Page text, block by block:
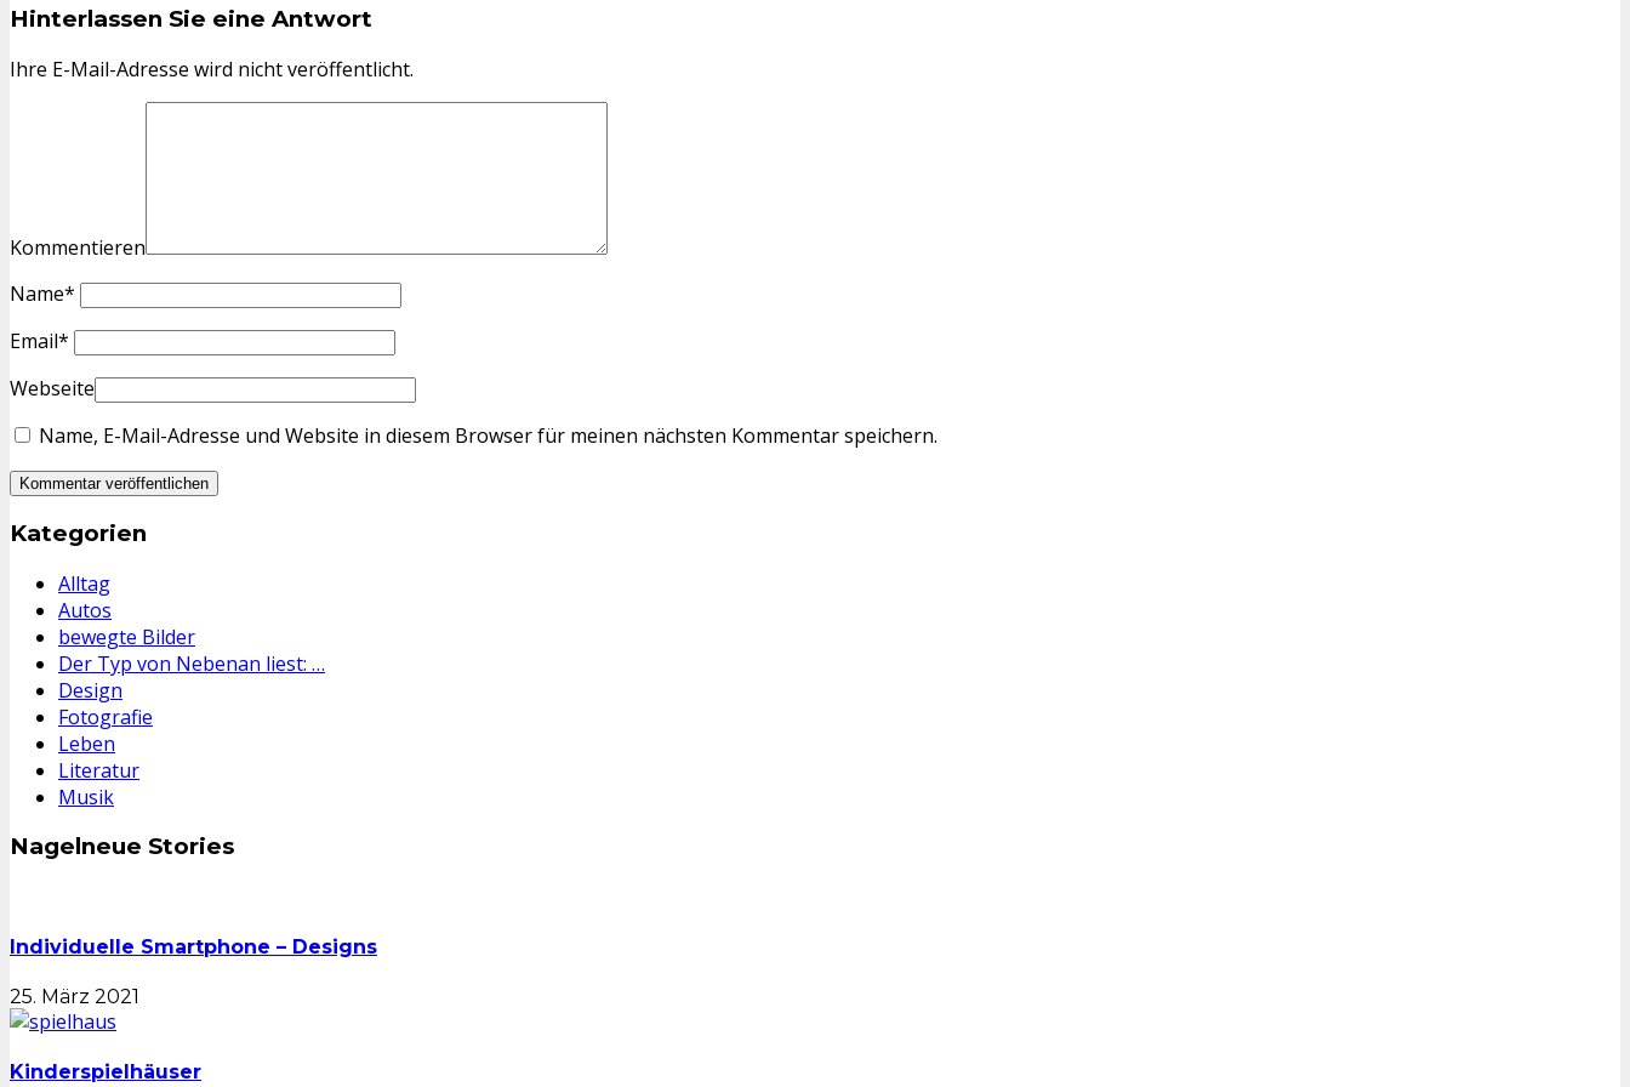
Hinterlassen Sie eine Antwort
Ihre E-Mail-Adresse wird nicht veröffentlicht.
Kommentieren
Name*
Email*
Webseite
Name, E-Mail-Adresse und Website in diesem Browser für meinen nächsten Kommentar speichern.
Kategorien
Alltag
Autos
bewegte Bilder
Der Typ von Nebenan liest: …
Design
Fotografie
Leben
Literatur
Musik
Nagelneue Stories
Individuelle Smartphone – Designs
25. März 2021
Kinderspielhäuser